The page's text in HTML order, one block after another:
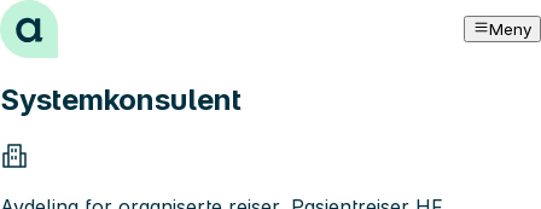
Hopp til innhold Meny
Systemkonsulent